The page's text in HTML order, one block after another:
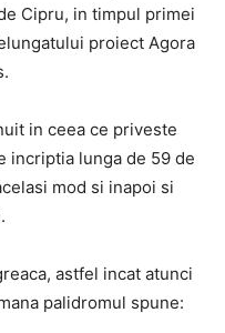
Cipru, in timpul primei
proiect Agora
in ceea ce priveste
incriptia lunga de 59 de
mod si inapoi si
astfel incat atunci
palidromul spune: